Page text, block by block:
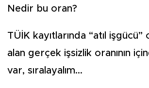
Nedir bu oran?
TÜİK kayıtlarında “atıl
alan gerçek işsizlik oranının
var, sıralayalım...